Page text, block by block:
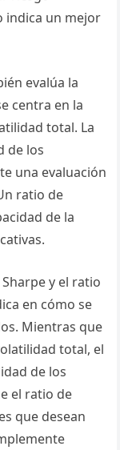
indica un mejor
evalúa la
centra en la
total. La
de los
una evaluación
ratio de
de la
y el ratio
en cómo se
Mientras que
total, el
de los
el ratio de
que desean